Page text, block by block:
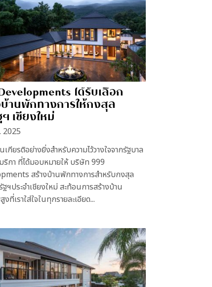
ได้รับเลือก
บ้านพักทางการให้กงสุล
เชียงใหม่
2025
เกียรติอย่างยิ่งสำหรับความไว้วางใจจากรัฐบาล
ริกา ที่ได้มอบหมายให้ บริษัท 999
สร้างบ้านพักทางการสำหรับกงสุล
ฯประจำเชียงใหม่ สะท้อนการสร้างบ้าน
ที่เราใส่ใจในทุกรายละเอียด...